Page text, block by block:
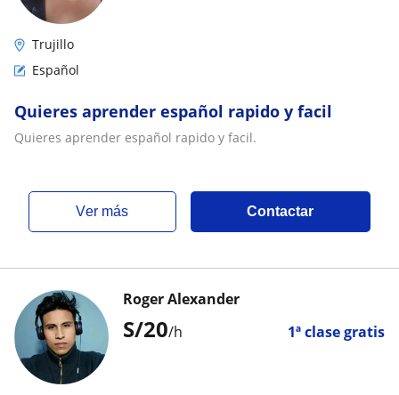
Trujillo
Español
Quieres aprender español rapido y facil
Quieres aprender español rapido y facil.
ver más Contactar
S/20/h 1ª clase gratis
Roger Alexander